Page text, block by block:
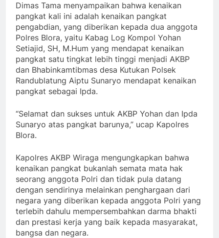
Dimas Tama menyampaikan bahwa kenaikan
pangkat kali ini adalah kenaikan pangkat
pengabdian, yang diberikan kepada dua anggota
Polres Blora, yaitu Kabag Log Kompol Yohan
Setiajid, SH, M.Hum yang mendapat kenaikan
pangkat satu tingkat lebih tinggi menjadi AKBP
dan Bhabinkamtibmas desa Kutukan Polsek
Randublatung Aiptu Sunaryo mendapat kenaikan
pangkat sebagai Ipda.
“Selamat dan sukses untuk AKBP Yohan dan Ipda
Sunaryo atas pangkat barunya,” ucap Kapolres
Blora.
Kapolres AKBP Wiraga mengungkapkan bahwa
kenaikan pangkat bukanlah semata mata hak
seorang anggota Polri dan tidak pula datang
dengan sendirinya melainkan penghargaan dari
negara yang diberikan kepada anggota Polri yang
terlebih dahulu mempersembahkan darma bhakti
dan prestasi kerja yang baik kepada masyarakat,
bangsa dan negara.